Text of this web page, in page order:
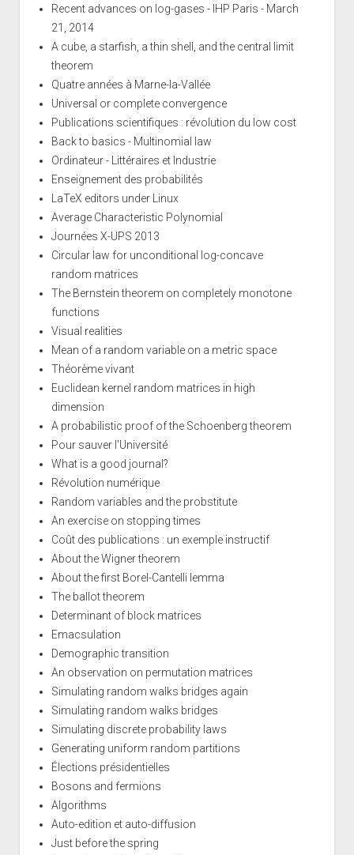
Recent advances on log-gases - IHP Paris - March
21, 2014
A cube, a starfish, a thin shell, and the central limit
theorem
Quatre années à Marne-la-Vallée
Universal or complete convergence
Publications scientifiques : révolution du low cost
Back to basics - Multinomial law
Ordinateur - Littéraires et Industrie
Enseignement des probabilités
LaTeX editors under Linux
Average Characteristic Polynomial
Journées X-UPS 2013
Circular law for unconditional log-concave
random matrices
The Bernstein theorem on completely monotone
functions
Visual realities
Mean of a random variable on a metric space
Théorème vivant
Euclidean kernel random matrices in high
dimension
A probabilistic proof of the Schoenberg theorem
Pour sauver l'Université
What is a good journal?
Révolution numérique
Random variables and the probstitute
An exercise on stopping times
Coût des publications : un exemple instructif
About the Wigner theorem
About the first Borel-Cantelli lemma
The ballot theorem
Determinant of block matrices
Emacsulation
Demographic transition
An observation on permutation matrices
Simulating random walks bridges again
Simulating random walks bridges
Simulating discrete probability laws
Generating uniform random partitions
Élections présidentielles
Bosons and fermions
Algorithms
Auto-edition et auto-diffusion
Just before the spring